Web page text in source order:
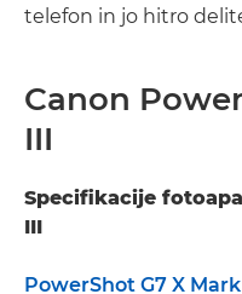
telefon in jo hitro
Canon
III
Specifikacije
III
PowerShot G7 X